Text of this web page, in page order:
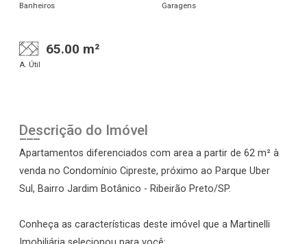
Banheiros Garagens
65.00 m²
A. Útil
Descrição do Imóvel
Apartamentos diferenciados com area a partir de 62 m² à
venda no Condomínio Cipreste, próximo ao Parque Uber
Sul, Bairro Jardim Botânico - Ribeirão Preto/SP.
Conheça as características deste imóvel que a Martinelli